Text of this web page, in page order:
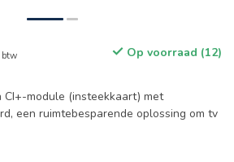
btw Op voorraad (12)
CI+-module (insteekkaart) met
een ruimtebesparende oplossing om tv